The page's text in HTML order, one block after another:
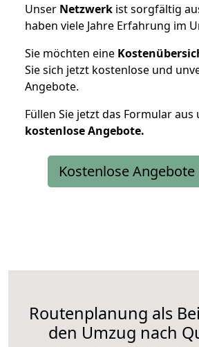
Unser Netzwerk ist sorgfältig
haben viele Jahre Erfahrung im
Sie möchten eine
Sie sich jetzt kostenlose und
Angebote.
Füllen Sie jetzt das Formular
kostenloseAngebote.
Kostenlose
Routenplanung als
den Umzug nach